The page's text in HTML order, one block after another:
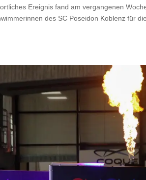
Ereignis fand am vergangenen
des SC Poseidon Koblenz für